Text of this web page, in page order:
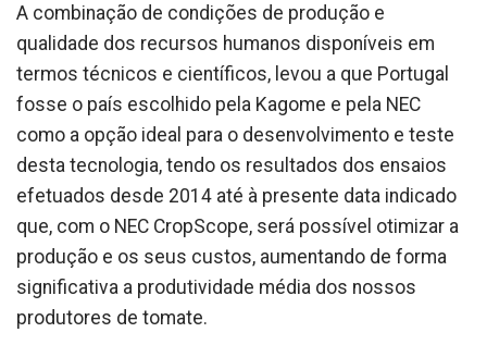
A combinação de condições de produção e
qualidade dos recursos humanos disponíveis em
termos técnicos e científicos, levou a que Portugal
fosse o país escolhido pela Kagome e pela NEC
como a opção ideal para o desenvolvimento e teste
desta tecnologia, tendo os resultados dos ensaios
efetuados desde 2014 até à presente data indicado
que, com o NEC CropScope, será possível otimizar a
produção e os seus custos, aumentando de forma
significativa a produtividade média dos nossos
produtores de tomate.